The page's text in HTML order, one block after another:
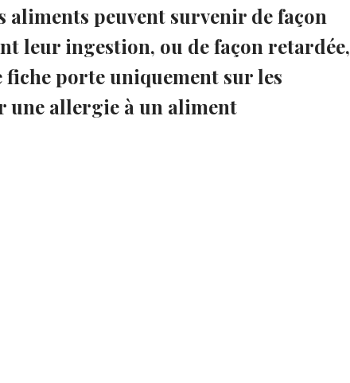
aliments peuvent survenir de façon
leur ingestion, ou de façon retardée,
fiche porte uniquement sur les
une allergie à un aliment